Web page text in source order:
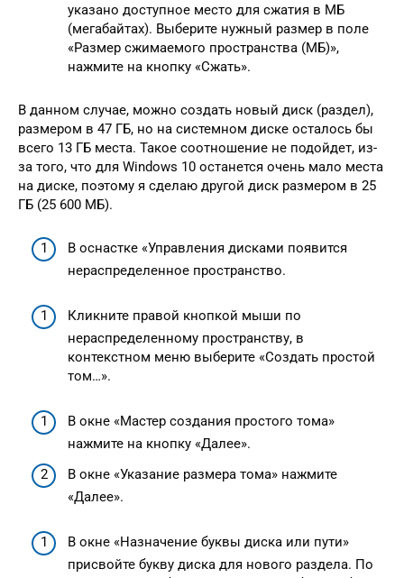
указано доступное место для сжатия в МБ
(мегабайтах). Выберите нужный размер в поле
«Размер сжимаемого пространства (МБ)»,
нажмите на кнопку «Сжать».
В данном случае, можно создать новый диск (раздел),
размером в 47 ГБ, но на системном диске осталось бы
всего 13 ГБ места. Такое соотношение не подойдет, из-
за того, что для Windows 10 останется очень мало места
на диске, поэтому я сделаю другой диск размером в 25
ГБ (25 600 МБ).
В оснастке «Управления дисками появится
нераспределенное пространство.
Кликните правой кнопкой мыши по
нераспределенному пространству, в
контекстном меню выберите «Создать простой
том…».
В окне «Мастер создания простого тома»
нажмите на кнопку «Далее».
В окне «Указание размера тома» нажмите
«Далее».
В окне «Назначение буквы диска или пути»
присвойте букву диска для нового раздела. По